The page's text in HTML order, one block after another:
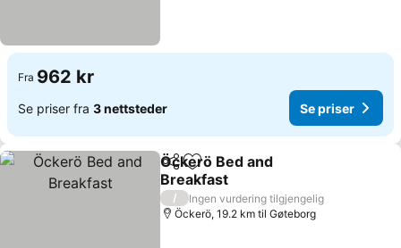
Fra 962 kr
Se priser fra 3 nettsteder Se priser
Del Legg til i favoritter
Öckerö Bed and
Breakfast
/
Ingen vurdering tilgjengelig
Öckerö, 19.2 km til Gøteborg